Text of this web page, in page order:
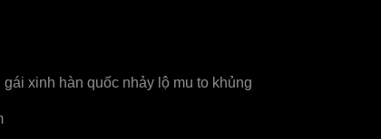
xinh hàn quốc nhảy lộ mu to khủng